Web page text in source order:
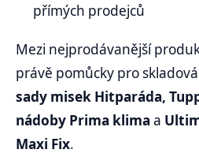
přímých prodejců
Mezi nejprodávanější
právě pomůcky pro
sady misek Hitparáda,
nádoby Prima klimaa
Maxi Fix.